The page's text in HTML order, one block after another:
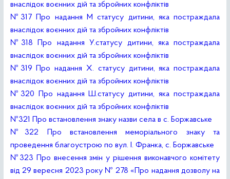
внаслідок воєнних дій та збройних конфліктів
№317 Про надання М статусу дитини, яка постраждала
внаслідок воєнних дій та збройних конфліктів
№318 Про надання У.статусу дитини, яка постраждала
внаслідок воєнних дій та збройних конфліктів
№319 Про надання Х. статусу дитини, яка постраждала
внаслідок воєнних дій та збройних конфліктів
№320 Про надання Ш.статусу дитини, яка постраждала
внаслідок воєнних дій та збройних конфліктів
№321 Про встановлення знаку назви села в с. Боржавське
№322 Про встановлення меморіального знаку та
проведення благоустрою по вул. І. Франка, с. Боржавське
№323 Про внесення змін у рішення виконавчого комітету
від 29 вересня 2023 року № 278 «Про надання дозволу на